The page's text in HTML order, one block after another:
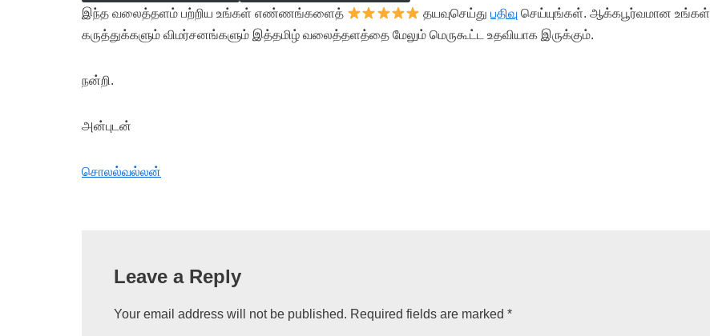
இந்த வலைத்தளம் பற்றிய உங்கள் எண்ணங்களைத் தயவுசெய்துபதிவு செய்யுங்கள். ஆக்கபூர்வமான உங்கள்
கருத்துக்களும் விமர்சனங்களும் இத்தமிழ் வலைத்தளத்தை மேலும் மெருகூட்ட உதவியாக இருக்கும்.
நன்றி.
அன்புடன்
சொலல்வல்லன்
Leave a Reply
Your email address will not be published. Required fields are marked *